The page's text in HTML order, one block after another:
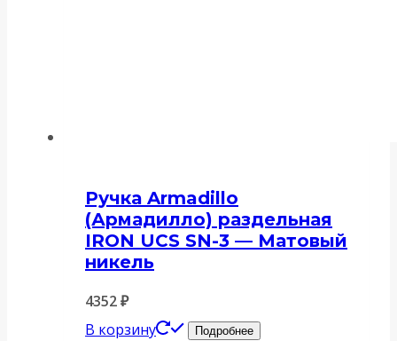
Ручка Armadillo
(Армадилло) раздельная
IRON UCS SN-3 — Матовый
никель
4352₽
В корзину
Подробнее